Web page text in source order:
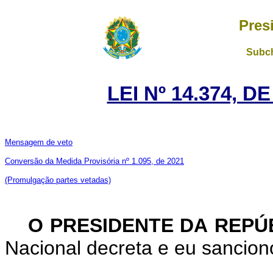
LEI Nº 14.374,
Mensagem de veto
Conversão da Medida Provisória nº 1.095, de 2021
(Promulgação partes vetadas)
O PRESIDENTE DA
Nacional decreta e eu